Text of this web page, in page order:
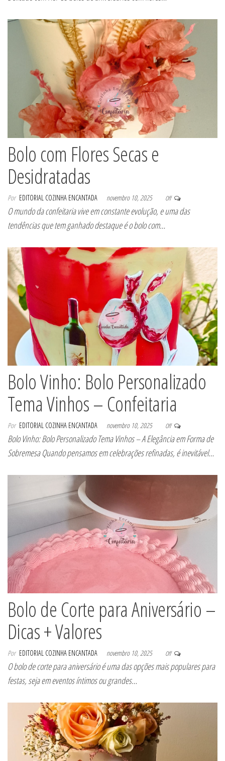
Bolo com Flores Secas e
Desidratadas
Por EDITORIAL COZINHA ENCANTADA novembro 10, 2025 Off
O mundo da confeitaria vive em constante evolução, e uma das
tendências que tem ganhado destaque é o bolo com…
Bolo Vinho: Bolo Personalizado
Tema Vinhos – Confeitaria
Por EDITORIAL COZINHA ENCANTADA novembro 10, 2025 Off
Bolo Vinho: Bolo Personalizado Tema Vinhos – A Elegância em Forma de
Sobremesa Quando pensamos em celebrações refinadas, é inevitável…
Bolo de Corte para Aniversário –
Dicas + Valores
Por EDITORIAL COZINHA ENCANTADA novembro 10, 2025 Off
O bolo de corte para aniversário é uma das opções mais populares para
festas, seja em eventos íntimos ou grandes…